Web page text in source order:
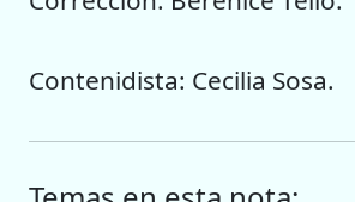
Contenidista: Cecilia Sosa.